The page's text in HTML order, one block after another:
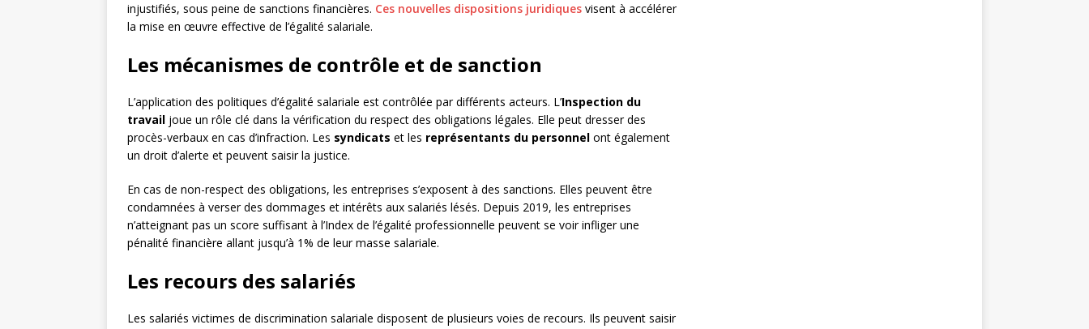
injustifiés, sous peine de sanctions financières. Ces nouvelles dispositions juridiques visent à accélérer
la mise en œuvre effective de l’égalité salariale.
Les mécanismes de contrôle et de sanction
L’application des politiques d’égalité salariale est contrôlée par différents acteurs. L’Inspection du
travail joue un rôle clé dans la vérification du respect des obligations légales. Elle peut dresser des
procès-verbaux en cas d’infraction. Les syndicats et les représentants du personnel ont également
un droit d’alerte et peuvent saisir la justice.
En cas de non-respect des obligations, les entreprises s’exposent à des sanctions. Elles peuvent être
condamnées à verser des dommages et intérêts aux salariés lésés. Depuis 2019, les entreprises
n’atteignant pas un score suffisant à l’Index de l’égalité professionnelle peuvent se voir infliger une
pénalité financière allant jusqu’à 1% de leur masse salariale.
Les recours des salariés
Les salariés victimes de discrimination salariale disposent de plusieurs voies de recours. Ils peuvent saisir